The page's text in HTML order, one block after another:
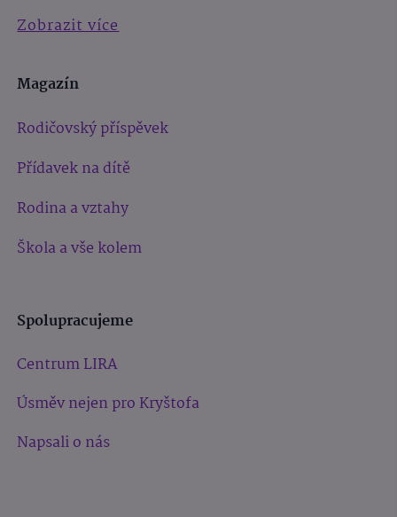
Zobrazit více
Magazín
Rodičovský příspěvek
Přídavek na dítě
Rodina a vztahy
Škola a vše kolem
Spolupracujeme
Centrum LIRA
Úsměv nejen pro Kryštofa
Napsali o nás